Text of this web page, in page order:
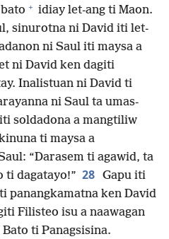
+ idiay let-ang ti Maon.
sinurotna ni David iti let-
ni Saul iti maysa a
ni David ken dagiti
Inalistuan ni David ti
ni Saul ta umas-
soldadona a mangtiliw
ti maysa a
“Darasem ti agawid, ta
ti dagatayo!” 28 Gapu iti
panangkamatna ken David
Filisteo isu a naawagan
ti Panagsisina.